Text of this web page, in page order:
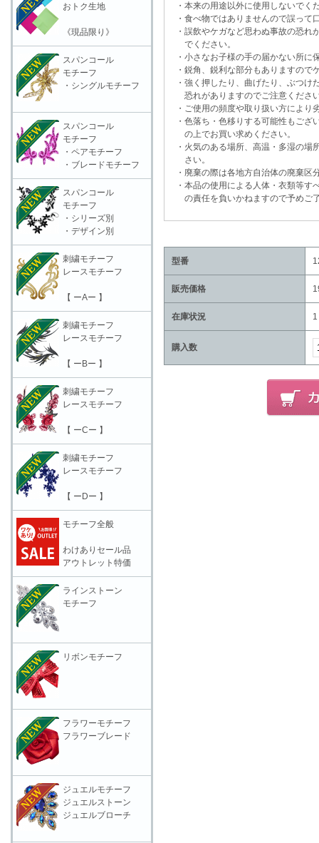
・本来の用途以外に使用しないでく
・食べ物ではありませんので誤って
・誤飲やケガなど思わぬ事故の恐れ
でください。
・小さなお子様の手の届かない所に
・鋭角、鋭利な部分もありますので
・強く押したり、曲げたり、ぶつけ
恐れがありますのでご注意くださ
・ご使用の頻度や取り扱い方により
・色落ち・色移りする可能性もござ
の上でお買い求めください。
・火気のある場所、高温・多湿の場
さい。
・廃棄の際は各地方自治体の廃棄区
・本品の使用による人体・衣類等す
の責任を負いかねますので予めご
型番
販売価格
在庫状況 1
購入数
おトク生地
《現品限り》
スパンコール
モチーフ
・シングルモチーフ
スパンコール
モチーフ
・ペアモチーフ
・ブレードモチーフ
スパンコール
モチーフ
・シリーズ別
・デザイン別
刺繍モチーフ
レースモチーフ
【 ーAー 】
刺繍モチーフ
レースモチーフ
【 ーBー 】
刺繍モチーフ
レースモチーフ
【 ーCー 】
刺繍モチーフ
レースモチーフ
【 ーDー 】
モチーフ全般
わけありセール品
アウトレット特価
ラインストーン
モチーフ
リボンモチーフ
フラワーモチーフ
フラワーブレード
ジュエルモチーフ
ジュエルストーン
ジュエルブローチ